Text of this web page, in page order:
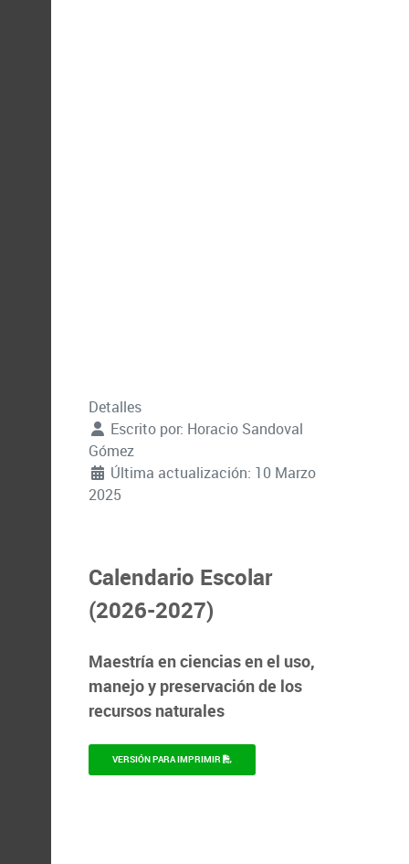
Detalles
Escrito por: Horacio Sandoval
Gómez
Última actualización: 10 Marzo
2025
Calendario Escolar
(2026-2027)
Maestría en ciencias en el uso,
manejo y preservación de los
recursos naturales
VERSIÓN PARA IMPRIMIR